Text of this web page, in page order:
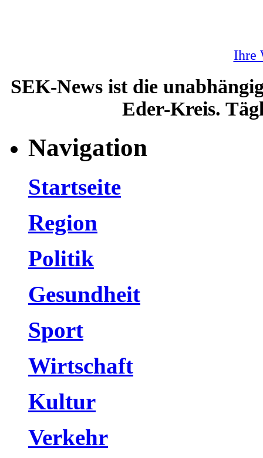
Ihre
SEK-News ist die
Eder-Kreis.
Navigation
Startseite
Region
Politik
Gesundheit
Sport
Wirtschaft
Kultur
Verkehr